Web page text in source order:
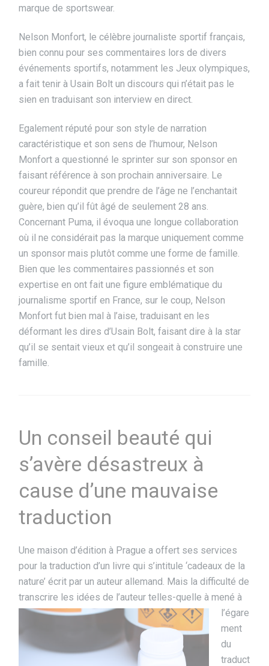
marque de sportswear.
Nelson Monfort, le célèbre journaliste sportif français,
bien connu pour ses commentaires lors de divers
événements sportifs, notamment les Jeux olympiques,
a fait tenir à Usain Bolt un discours qui n’était pas le
sien en traduisant son interview en direct.
Egalement réputé pour son style de narration
caractéristique et son sens de l’humour, Nelson
Monfort a questionné le sprinter sur son sponsor en
faisant référence à son prochain anniversaire. Le
coureur répondit que prendre de l’âge ne l’enchantait
guère, bien qu’il fût âgé de seulement 28 ans.
Concernant Puma, il évoqua une longue collaboration
où il ne considérait pas la marque uniquement comme
un sponsor mais plutôt comme une forme de famille.
Bien que les commentaires passionnés et son
expertise en ont fait une figure emblématique du
journalisme sportif en France, sur le coup, Nelson
Monfort fut bien mal à l’aise, traduisant en les
déformant les dires d’Usain Bolt, faisant dire à la star
qu’il se sentait vieux et qu’il songeait à construire une
famille.
Un conseil beauté qui
s’avère désastreux à
cause d’une mauvaise
traduction
Une maison d’édition à Prague a offert ses services
pour la traduction d’un livre qui s’intitule ‘cadeaux de la
nature’ écrit par un auteur allemand. Mais la difficulté de
transcrire les idées de l’auteur telles-quelle à mené à
l’égare
ment
du
traduct